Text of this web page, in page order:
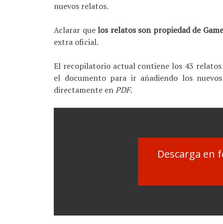
nuevos relatos.
Aclarar quelos relatos son propiedad de
extra oficial.
El recopilatorio actual contiene los 43
el documento para ir añadiendo los
directamente enPDF.
Descarga en